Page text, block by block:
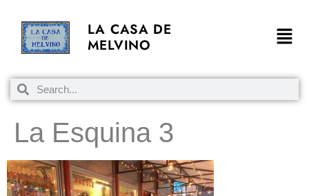
LA CASA DE
MELVINO
La Esquina 3